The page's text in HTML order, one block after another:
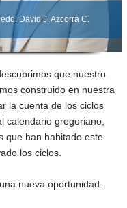
David J. Azcorra C.
que nuestro
construido en nuestra
la cuenta de los ciclos
calendario gregoriano,
que han habitado este
los ciclos.
nueva oportunidad.